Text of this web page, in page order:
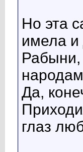
Но эта
имела и
Рабыни,
Да,
глаз